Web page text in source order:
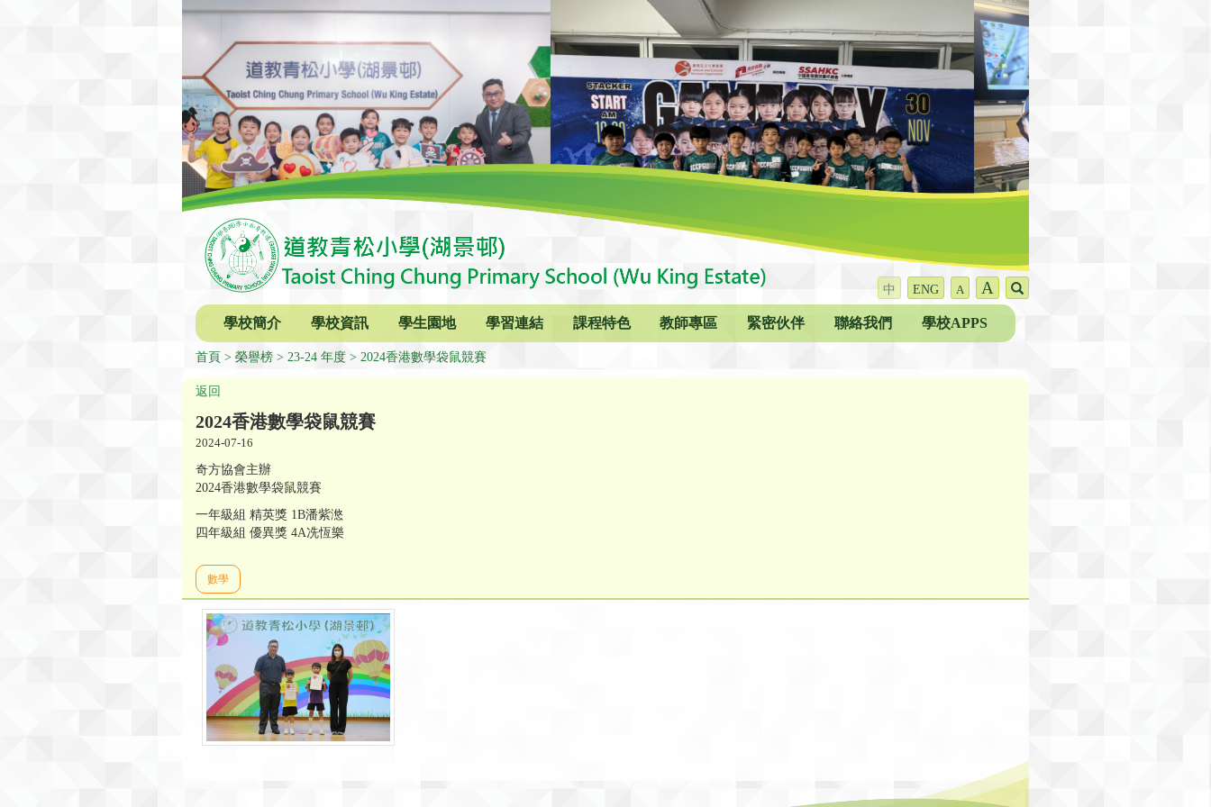
中 ENG A A
學校簡介 學校資訊 學生園地 學習連結 課程特色 教師專區 緊密伙伴 聯絡我們 學校APPS
首頁 榮譽榜 23-24 年度 2024香港數學袋鼠競賽
返回
2024香港數學袋鼠競賽
2024-07-16
奇方協會主辦
2024香港數學袋鼠競賽
一年級組 精英獎 1B潘紫滺
四年級組 優異獎 4A冼恆樂
數學